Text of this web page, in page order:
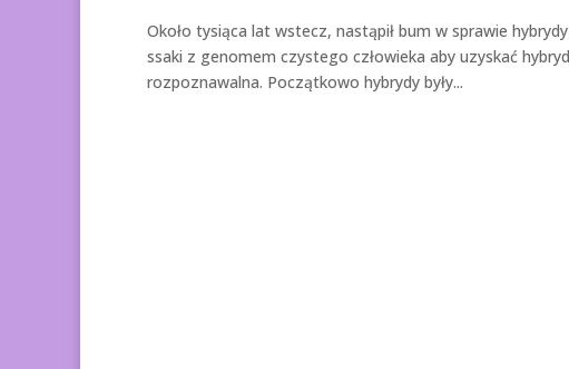
Około tysiąca lat wstecz, nastąpił bum w sprawie
ssaki z genomem czystego człowieka aby uzyskać
rozpoznawalna. Początkowo hybrydy były...